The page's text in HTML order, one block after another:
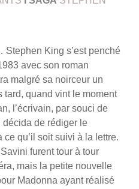
Stephen King s’est penché
avec son roman
malgré sa noirceur un
tard, quand vint le moment
l’écrivain, par souci de
décida de rédiger le
qu’il soit suivi à la lettre.
furent tour à tour
mais la petite nouvelle
Madonna ayant réalisé